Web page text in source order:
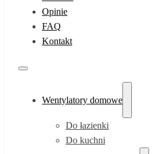
Opinie
FAQ
Kontakt
Wentylatory domowe
Do łazienki
Do kuchni